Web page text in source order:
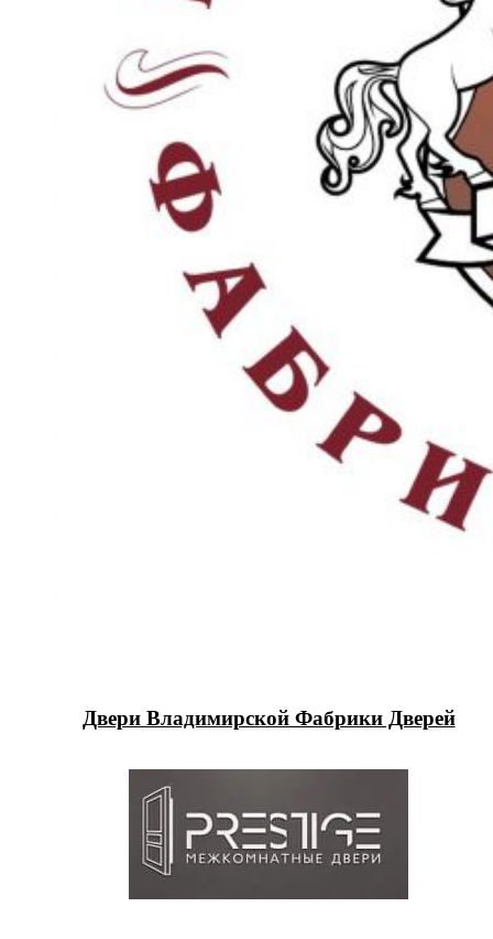
Двери Владимирской Фабрики Дверей